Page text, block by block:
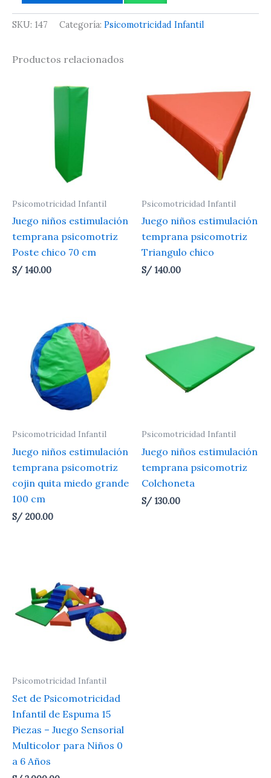
SKU: 147 Categoría: Psicomotricidad Infantil
Productos relacionados
Psicomotricidad Infantil
Juego niños estimulación
temprana psicomotriz
Poste chico 70 cm
S/ 140.00
Psicomotricidad Infantil
Juego niños estimulación
temprana psicomotriz
Triangulo chico
S/ 140.00
Psicomotricidad Infantil
Juego niños estimulación
temprana psicomotriz
cojin quita miedo grande
100 cm
S/200.00
Psicomotricidad Infantil
Juego niños estimulación
temprana psicomotriz
Colchoneta
S/130.00
Psicomotricidad Infantil
Set de Psicomotricidad
Infantil de Espuma 15
Piezas – Juego Sensorial
Multicolor para Niños 0
a 6 Años